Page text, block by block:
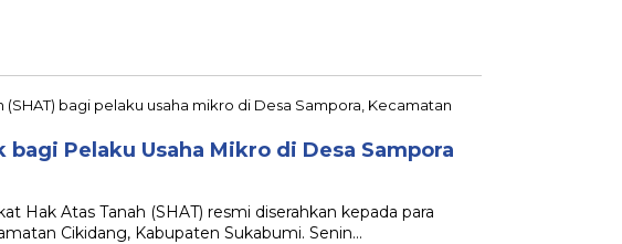
Pelaku Usaha Mikro di Desa Sampora
Hak Atas Tanah (SHAT) resmi diserahkan kepada para
Cikidang, Kabupaten Sukabumi. Senin…